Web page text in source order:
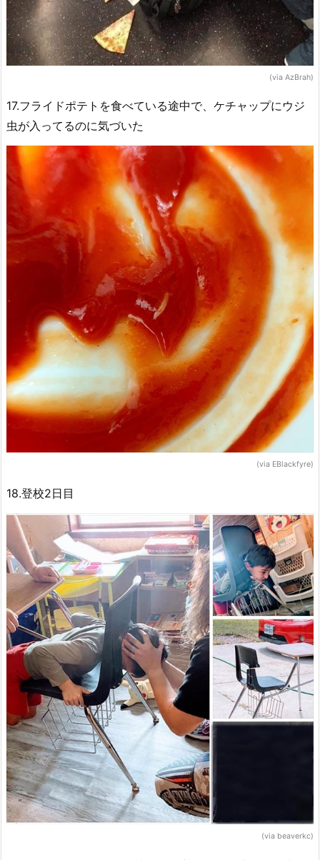
(via AzBrah)
17.フライドポテトを食べている途中で、ケチャップにウジ
虫が入ってるのに気づいた
(via EBlackfyre)
18.登校2日目
(via beaverkc)